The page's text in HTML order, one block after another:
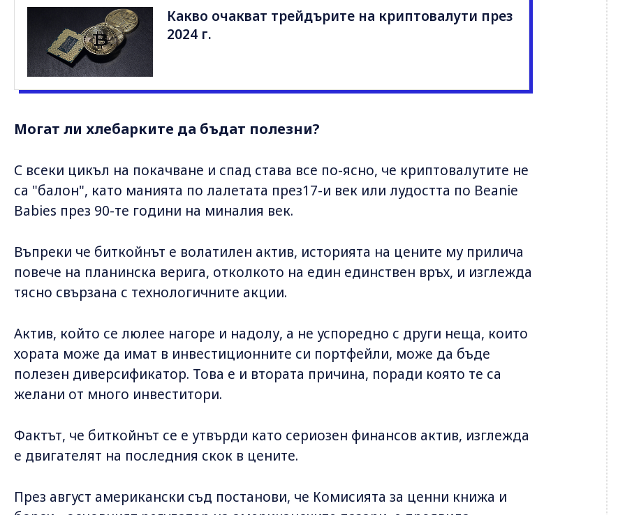
Какво очакват трейдърите на криптовалути през
2024 г.
Могат ли хлебарките да бъдат полезни?
С всеки цикъл на покачване и спад става все по-ясно, че криптовалутите не
са "балон", като манията по лалетата през17-и век или лудостта по Beanie
Babies през 90-те години на миналия век.
Въпреки че биткойнът е волатилен актив, историята на цените му прилича
повече на планинска верига, отколкото на един единствен връх, и изглежда
тясно свързана с технологичните акции.
Актив, който се люлее нагоре и надолу, а не успоредно с други неща, които
хората може да имат в инвестиционните си портфейли, може да бъде
полезен диверсификатор. Това е и втората причина, поради която те са
желани от много инвеститори.
Фактът, че биткойнът се е утвърди като сериозен финансов актив, изглежда
е двигателят на последния скок в цените.
През август американски съд постанови, че Комисията за ценни книжа и